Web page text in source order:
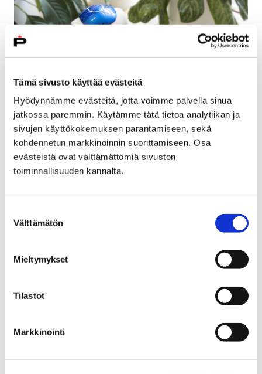
Tämä sivusto käyttää evästeitä
Hyödynnämme evästeitä, jotta voimme palvella sinua
jatkossa paremmin. Käytämme tätä tietoa analytiikan ja
sivujen käyttökokemuksen parantamiseen, sekä
kohdennetun markkinoinnin suorittamiseen. Osa
evästeistä ovat välttämättömiä sivuston
toiminnallisuuden kannalta.
valinta
Välttämätön
Mieltymykset
Tilastot
Markkinointi
Perusturvaan Nao-humanoidirobotti
9 helmikuun, 2018
Porin perusturvaan on hankittu Nao-humanoidirobotti.
Robotin hankinnan mahdollisti Huittisten säästöpankin
lahjoitus, joka on tarkoitettu käytettäväksi toimialueen